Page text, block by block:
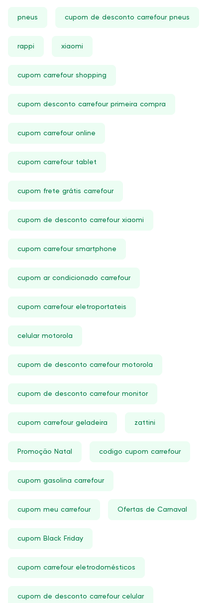
pneus cupom de desconto carrefour pneus
rappi xiaomi
cupom carrefour shopping
cupom desconto carrefour primeira compra
cupom carrefour online
cupom carrefour tablet
cupom frete grátis carrefour
cupom de desconto carrefour xiaomi
cupom carrefour smartphone
cupom ar condicionado carrefour
cupom carrefour eletroportateis
celular motorola
cupom de desconto carrefour motorola
cupom de desconto carrefour monitor
cupom carrefour geladeira zattini
Promoção Natal codigo cupom carrefour
cupom gasolina carrefour
cupom meu carrefour Ofertas de Carnaval
cupom Black Friday
cupom carrefour eletrodomésticos
cupom de desconto carrefour celular